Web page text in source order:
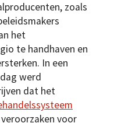
zoals
het
te handhaven en
In een
werd
dat het
voor